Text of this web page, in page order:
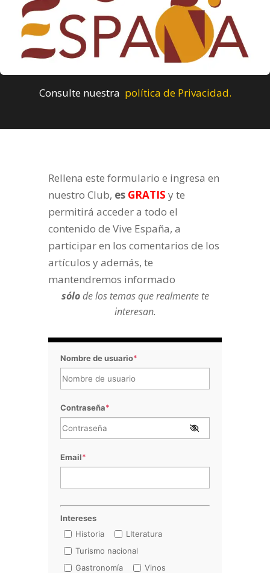
Consulte nuestra política de Privacidad.
Rellena este formulario e ingresa en
nuestro Club, es GRATIS y te
permitirá acceder a todo el
contenido de Vive España, a
participar en los comentarios de los
artículos y además, te
mantendremos informado
sólode los temas que realmente te
interesan.
Nombre de usuario*
Contraseña*
Email*
Intereses
Historia
LIteratura
Turismo nacional
Gastronomía
Vinos